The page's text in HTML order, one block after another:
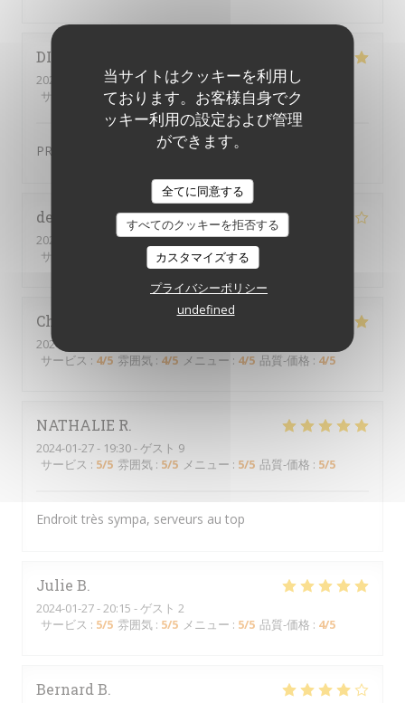
当サイトはクッキーを利用し
ております。お客様自身でク
ッキー利用の設定および管理
ができます。
全てに同意する
すべてのクッキーを拒否する
カスタマイズする
プライバシーポリシー
undefined
DIDIER
2024-01-12
- 19:15 - ゲスト 2
サービス
/5 雰囲気: 4/5 メニュー:5/5 品質-価格
PRODUIT FRAIS TRES BONNE QUALITE
delphine
2024-02-01
- 19:30 - ゲスト 4
サービス
:4 /5 メニュー: 5/5
Christine
2024-01-30
サービス : 4/5 雰囲気 : 4/5 メニュー : 4/5 品質-価格 : 4/5
NATHALIE R
2024-01-27- 19:30 - ゲスト 9
サービス : 5/5 雰囲気 : 5/5 メニュー : 5/5 品質-価格 : 5/5
Endroit très sympa, serveurs au top
Julie B
2024-01-27- 20:15 - ゲスト 2
サービス : 5/5 雰囲気 : 5/5 メニュー : 5/5 品質-価格 : 4/5
Bernard B